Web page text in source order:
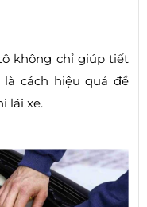
không chỉ giúp tiết
cách hiệu quả để
lái xe.